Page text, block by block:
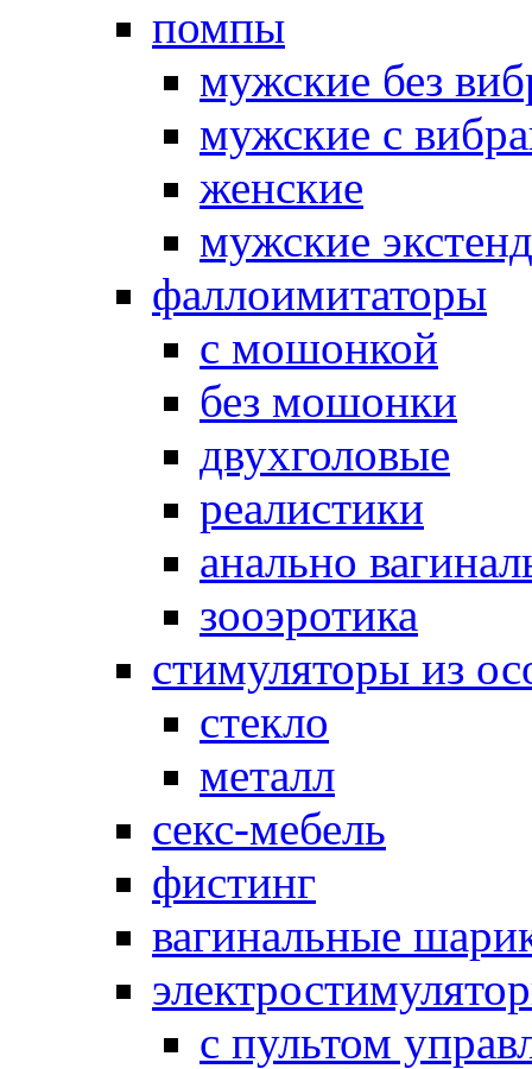
помпы
мужские без
мужские с
женские
мужские
фаллоимитаторы
с мошонкой
без мошонки
двухголовые
реалистики
анально
зооэротика
стимуляторы из
стекло
металл
секс-мебель
фистинг
вагинальные
с пультом